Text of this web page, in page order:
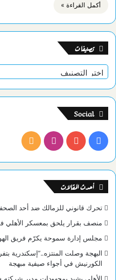
أكمل القراءة »
تصنيفات
تصنيفات
Social
فيسبوك يوتيوب انستقرامملخص
الموقع
أحدث المقالات
تحرك قانوني للزمالك ضد أحد
منصف بقرار يلحق بمعسكر الأهلي
مجلس إدارة سموحة يكرّم فريق
البهجة وصلت المنتزه..”إسكندرية
الكورنيش في أجواء صيفية مبهجة